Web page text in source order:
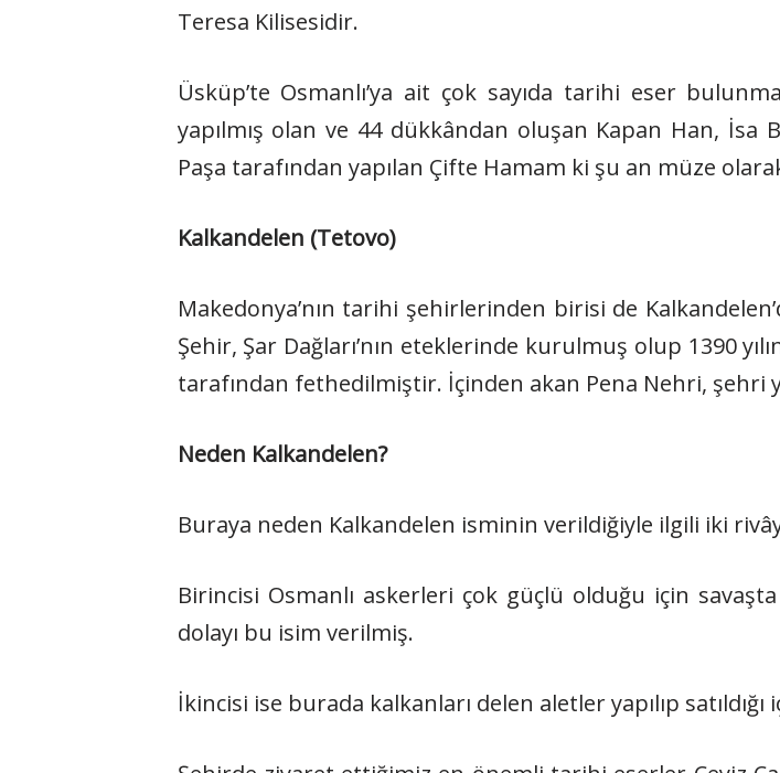
Teresa Kilisesidir.
Üsküp’te Osmanlı’ya ait çok sayıda tarihi eser
yapılmış olan ve 44 dükkândan oluşan Kapan Han, İsa
Paşa tarafından yapılan Çifte Hamam ki şu an müze
Kalkandelen (Tetovo)
Makedonya’nın tarihi şehirlerinden birisi de
Şehir, Şar Dağları’nın eteklerinde kurulmuş olup 1390
tarafından fethedilmiştir. İçinden akan Pena Nehri, şehri
Neden Kalkandelen?
Buraya neden Kalkandelen isminin verildiğiyle ilgili iki
Birincisi Osmanlı askerleri çok güçlü olduğu için
dolayı bu isim verilmiş.
İkincisi ise burada kalkanları delen aletler yapılıp satıldığı